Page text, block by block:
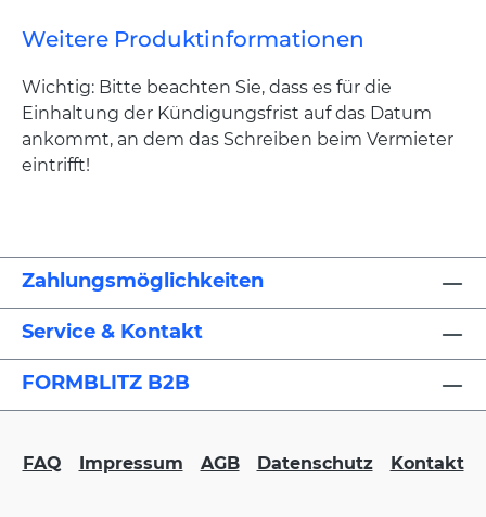
Weitere Produktinformationen
Wichtig: Bitte beachten Sie, dass es für die
Einhaltung der Kündigungsfrist auf das Datum
ankommt, an dem das Schreiben beim Vermieter
eintrifft!
Zahlungsmöglichkeiten
Service & Kontakt
FORMBLITZ B2B
FAQ Impressum AGB Datenschutz Kontakt